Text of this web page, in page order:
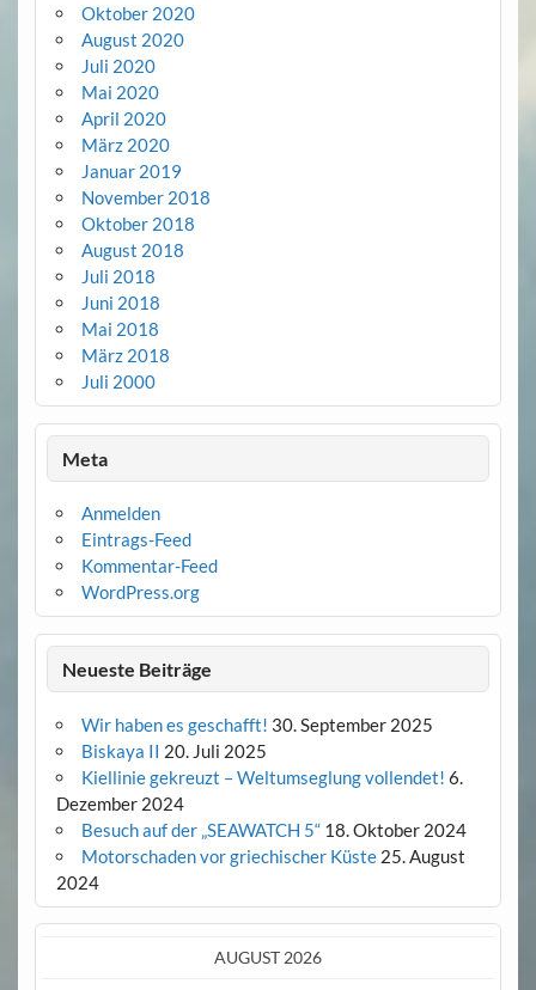
Oktober 2020
August 2020
Juli 2020
Mai 2020
April 2020
März 2020
Januar 2019
November 2018
Oktober 2018
August 2018
Juli 2018
Juni 2018
Mai 2018
März 2018
Juli 2000
Meta
Anmelden
Eintrags-Feed
Kommentar-Feed
WordPress.org
Neueste Beiträge
Wir haben es geschafft! 30. September 2025
Biskaya II 20. Juli 2025
Kiellinie gekreuzt – Weltumseglung vollendet! 6.
Dezember 2024
Besuch auf der „SEAWATCH 5“ 18. Oktober 2024
Motorschaden vor griechischer Küste 25. August
2024
AUGUST 2026